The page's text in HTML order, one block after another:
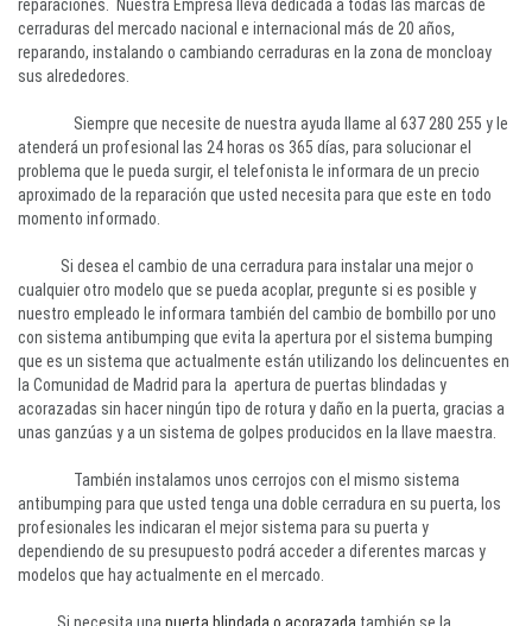
reparaciones. Nuestra Empresa lleva dedicada a todas las marcas de
cerraduras del mercado nacional e internacional más de 20 años,
reparando, instalando o cambiando cerraduras en la zona de moncloay
sus alrededores.
Siempre que necesite de nuestra ayuda llame al 637 280 255 y le
atenderá un profesional las 24 horas os 365 días, para solucionar el
problema que le pueda surgir, el telefonista le informara de un precio
aproximado de la reparación que usted necesita para que este en todo
momento informado.
Si desea el cambio de una cerradura para instalar una mejor o
cualquier otro modelo que se pueda acoplar, pregunte si es posible y
nuestro empleado le informara también del cambio de bombillo por uno
con sistema antibumping que evita la apertura por el sistema bumping
que es un sistema que actualmente están utilizando los delincuentes en
la Comunidad de Madrid para la apertura de puertas blindadas y
acorazadas sin hacer ningún tipo de rotura y daño en la puerta, gracias a
unas ganzúas y a un sistema de golpes producidos en la llave maestra.
También instalamos unos cerrojos con el mismo sistema
antibumping para que usted tenga una doble cerradura en su puerta, los
profesionales les indicaran el mejor sistema para su puerta y
dependiendo de su presupuesto podrá acceder a diferentes marcas y
modelos que hay actualmente en el mercado.